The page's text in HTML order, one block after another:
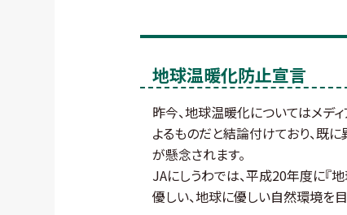
地球温暖化防止宣言
昨今、地球温暖化についてはメデ
よるものだと結論付けており、既
が懸念されます。
JAにしうわでは、平成20年度に『
優しい、地球に優しい自然環境を目